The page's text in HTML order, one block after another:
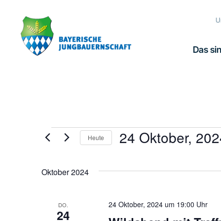
Hauptnavigation
springen
springen
Fußzeile
springen
Das
Veranstaltungen
Heute 24 Oktober,
Oktober 2024
DO.
24
24 Oktober, 2024 um 19:00 Uhr